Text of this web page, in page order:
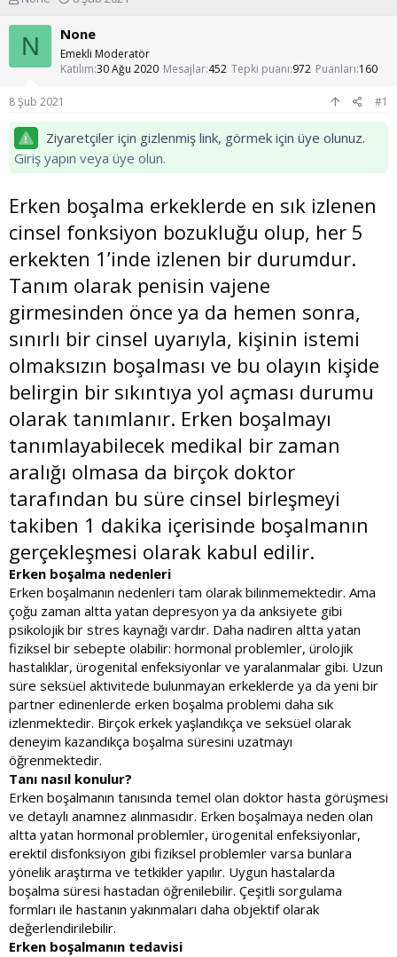
n
u
a
ş
l
a
t
n
ş
a
n
ç
t
a
r
h
N None
Emekli Moderatör
Katılım 30 Ağu 2020 Mesajlar 452 Tepki puanı 972 Puanları 160
8 Şub 2021 #1
Ziyaretçiler için gizlenmiş link, görmek için üye olunuz.
Giriş yapın veya üye olun.
Erken boşalma erkeklerde en sık izlenen
cinsel fonksiyon bozukluğu olup, her 5
erkekten 1’inde izlenen bir durumdur.
Tanım olarak penisin vajene
girmesinden önce ya da hemen sonra,
sınırlı bir cinsel uyarıyla, kişinin istemi
olmaksızın boşalması ve bu olayın kişide
belirgin bir sıkıntıya yol açması durumu
olarak tanımlanır. Erken boşalmayı
tanımlayabilecek medikal bir zaman
aralığı olmasa da birçok doktor
tarafından bu süre cinsel birleşmeyi
takiben 1 dakika içerisinde boşalmanın
gerçekleşmesi olarak kabul edilir.
Erken boşalma nedenleri
Erken boşalmanın nedenleri tam olarak bilinmemektedir. Ama
çoğu zaman altta yatan depresyon ya da anksiyete gibi
psikolojik bir stres kaynağı vardır. Daha nadiren altta yatan
fiziksel bir sebepte olabilir: hormonal problemler, ürolojik
hastalıklar, ürogenital enfeksiyonlar ve yaralanmalar gibi. Uzun
süre seksüel aktivitede bulunmayan erkeklerde ya da yeni bir
partner edinenlerde erken boşalma problemi daha sık
izlenmektedir. Birçok erkek yaşlandıkça ve seksüel olarak
deneyim kazandıkça boşalma süresini uzatmayı
öğrenmektedir.
Tanı nasıl konulur?
Erken boşalmanın tanısında temel olan doktor hasta görüşmesi
ve detaylı anamnez alınmasıdır. Erken boşalmaya neden olan
altta yatan hormonal problemler, ürogenital enfeksiyonlar,
erektil disfonksiyon gibi fiziksel problemler varsa bunlara
yönelik araştırma ve tetkikler yapılır. Uygun hastalarda
boşalma süresi hastadan öğrenilebilir. Çeşitli sorgulama
formları ile hastanın yakınmaları daha objektif olarak
değerlendirilebilir.
Erken boşalmanın tedavisi